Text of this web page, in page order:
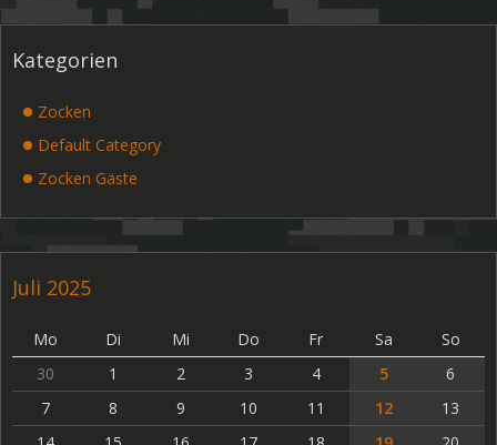
Kategorien
Zocken
Default Category
Zocken Gäste
Juli 2025
Mo Di Mi Do Fr Sa
So
30
1 2 3 4 5
6
7
8 9 10 11 12
13